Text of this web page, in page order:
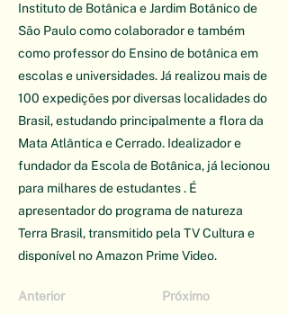
Instituto de Botânica e Jardim Botânico de
São Paulo como colaborador e também
como professor do Ensino de botânica em
escolas e universidades. Já realizou mais de
100 expedições por diversas localidades do
Brasil, estudando principalmente a flora da
Mata Atlântica e Cerrado. Idealizador e
fundador da Escola de Botânica, já lecionou
para milhares de estudantes . É
apresentador do programa de natureza
Terra Brasil, transmitido pela TV Cultura e
disponível no Amazon Prime Video.
Anterior Próximo